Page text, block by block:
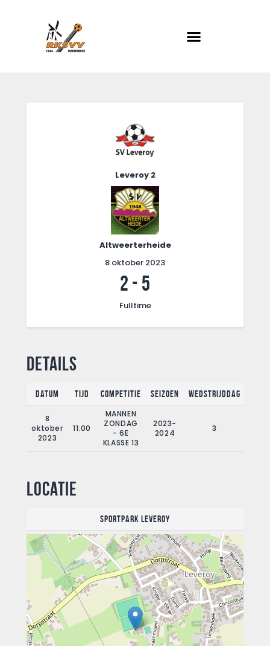
Evenementen
Foto album
Leveroy 2
Altweerterheide
8 oktober 2023
2 - 5
Fulltime
Details
Datum Tijd Competitie Seizoen Wedstrijddag
8
oktober
2023
11:00
MANNEN
ZONDAG
- 6E
KLASSE 13
2023-
2024
3
Locatie
Sportpark Leveroy